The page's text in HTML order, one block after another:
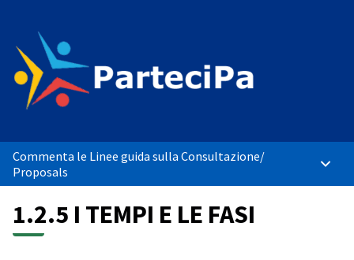
Commenta le Linee guida sulla Consultazione/
Proposals
Main
1.2.5 I TEMPI E LE FASI